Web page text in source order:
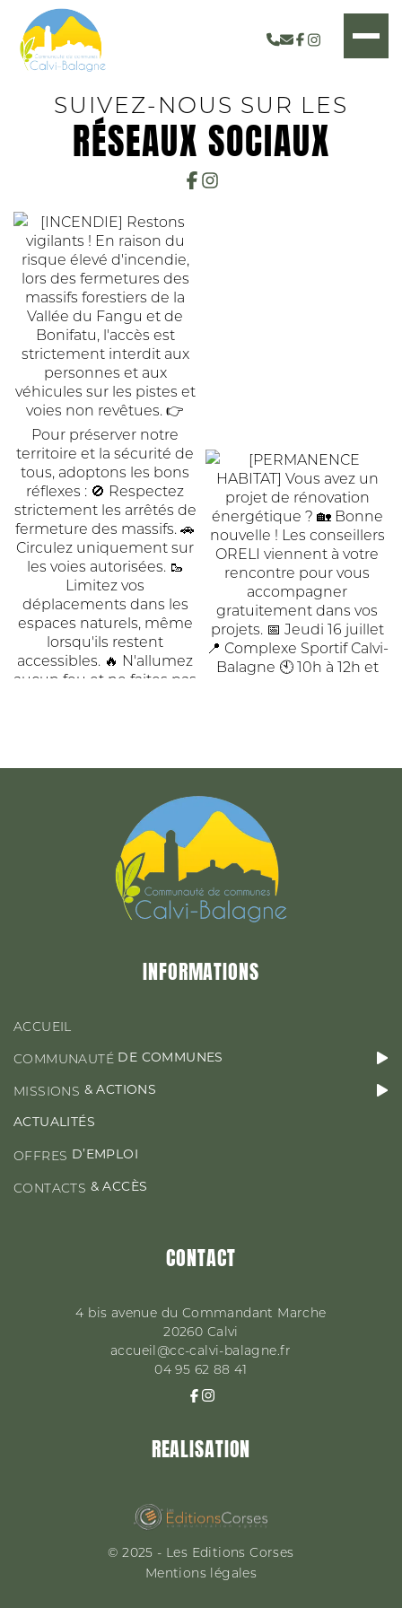
ACCUEIL
COMMUNAUTÉDE
MISSIONS&
ACTIONS
ACTUALITÉS
OFFRES
SUIVEZ-NOUS SUR LES
RÉSEAUX SOCIAUX
INFORMATIONS
ACCUEIL
COMMUNAUTÉ DE COMMUNES
MISSIONS & ACTIONS
ACTUALITÉS
OFFRES D’EMPLOI
CONTACTS & ACCÈS
CONTACT
4 bis avenue du Commandant Marche
20260 Calvi
accueil@cc-calvi-balagne.fr
04 95 62 88 41
REALISATION
© 2025 - Les Editions Corses
Mentions légales